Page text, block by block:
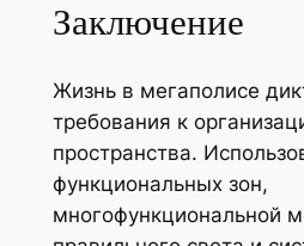
Заключение
Жизнь в мегаполисе
требования к
пространства.
функциональных зон,
многофункциональной